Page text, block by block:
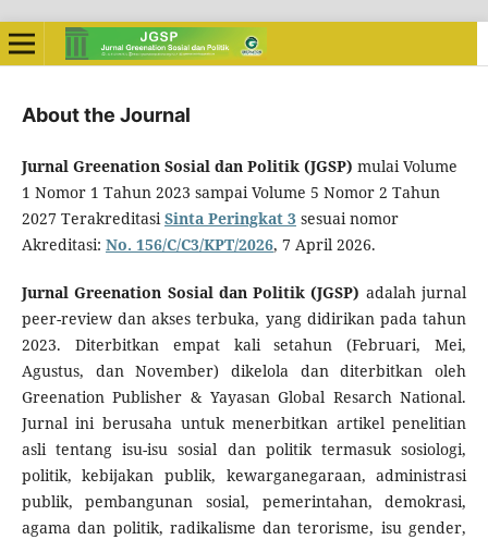
About the Journal
Jurnal Greenation Sosial dan Politik (JGSP) mulai Volume
1 Nomor 1 Tahun 2023 sampai Volume 5 Nomor 2 Tahun
2027 TerakreditasiSinta Peringkat 3 sesuai nomor
Akreditasi: No. 156/C/C3/KPT/2026, 7 April 2026.
Jurnal Greenation Sosial dan Politik (JGSP) adalah jurnal
peer-review dan akses terbuka, yang didirikan pada tahun
2023. Diterbitkan empat kali setahun (Februari, Mei,
Agustus, dan November) dikelola dan diterbitkan oleh
Greenation Publisher & Yayasan Global Resarch National.
Jurnal ini berusaha untuk menerbitkan artikel penelitian
asli tentang isu-isu sosial dan politik termasuk sosiologi,
politik, kebijakan publik, kewarganegaraan, administrasi
publik, pembangunan sosial, pemerintahan, demokrasi,
agama dan politik, radikalisme dan terorisme, isu gender,